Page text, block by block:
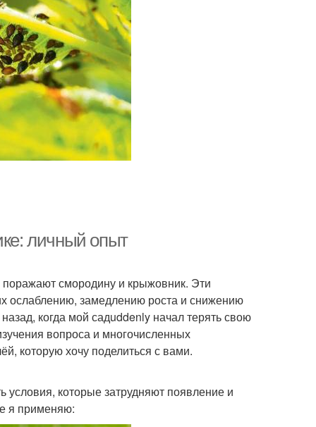
личный опыт
смородину и крыжовник. Эти
ослаблению, замедлению роста и снижению
когда мой садuddenly начал терять свою
вопроса и многочисленных
которую хочу поделиться с вами.
которые затрудняют появление и
я применяю: